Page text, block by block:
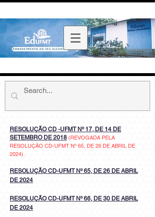
RESOLUÇÃO CD -UFMT Nº 17, DE 14 DE
SETEMBRO DE 2018 (REVOGADA PELA
RESOLUÇÃO CD-UFMT Nº 65, DE 26 DE ABRIL DE
2024).
RESOLUÇÃO CD-UFMT Nº 65, DE 26 DE ABRIL
DE 2024
RESOLUÇÃO CD-UFMT Nº 66, DE 30 DE ABRIL
DE 2024